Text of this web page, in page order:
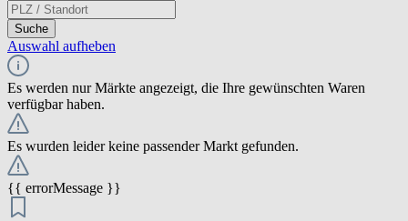
Suche
Auswahl aufheben
Es werden nur Märkte angezeigt, die Ihre gewünschten Waren
verfügbar haben.
Es wurden leider keine passender Markt gefunden.
{{ errorMessage }}